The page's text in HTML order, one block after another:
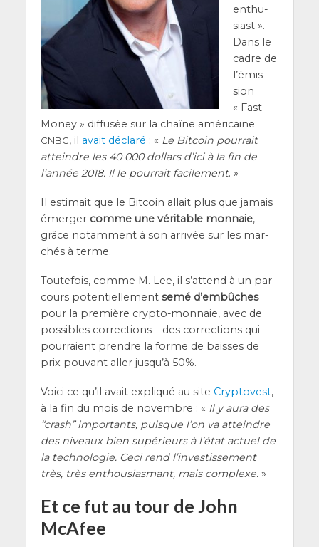
enthu­
siast ».
Dans le
cadre de
l’é­mis­
sion
« Fast
Money » dif­fu­sée sur la chaîne amé­ri­caine
CNBC, il avait décla­ré : « Le Bit­coin pour­rait
atteindre les 40 000 dol­lars d’ici à la fin de
l’année 2018. Il le pour­rait faci­le­ment. »
Il esti­mait que le Bit­coin allait plus que jamais
émer­ger comme une véri­table mon­naie,
grâce notam­ment à son arri­vée sur les mar­
chés à terme.
Tou­te­fois, comme M. Lee, il s’at­tend à un par­
cours poten­tiel­le­ment semé d’embûches
pour la pre­mière cryp­to-mon­naie, avec de
pos­sibles cor­rec­tions – des cor­rec­tions qui
pour­raient prendre la forme de baisses de
prix pou­vant aller jus­qu’à 50%.
Voi­ci ce qu’il avait expli­qué au site Cryp­to­vest,
à la fin du mois de novembre : « Il y aura des
“crash” impor­tants, puisque l’on va atteindre
des niveaux bien supé­rieurs à l’é­tat actuel de
la tech­no­lo­gie. Ceci rend l’in­ves­tis­se­ment
très, très enthou­sias­mant, mais com­plexe.»
Et ce fut au tour de John
McAfee